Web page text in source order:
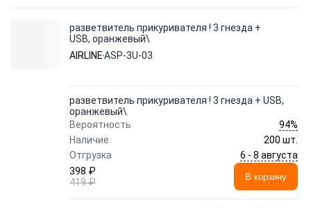
разветвитель прикуривателя ! 3 гнезда +
USB, оранжевый\
AIRLINEASP-3U-03
разветвитель прикуривателя ! 3 гнезда + USB,
оранжевый\
Вероятность
94%
Наличие
200 шт.
Отгрузка
6 - 8 августа
398 ₽
419 ₽
В корзину